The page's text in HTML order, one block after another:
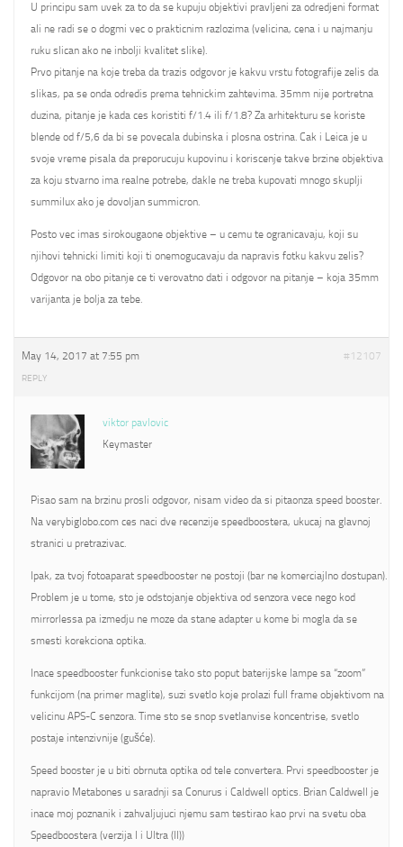
U principu sam uvek za to da se kupuju objektivi pravljeni za odredjeni format
ali ne radi se o dogmi vec o prakticnim razlozima (velicina, cena i u najmanju
ruku slican ako ne inbolji kvalitet slike).
Prvo pitanje na koje treba da trazis odgovor je kakvu vrstu fotografije zelis da
slikas, pa se onda odredis prema tehnickim zahtevima. 35mm nije portretna
duzina, pitanje je kada ces koristiti f/1.4 ili f/1.8? Za arhitekturu se koriste
blende od f/5,6 da bi se povecala dubinska i plosna ostrina. Cak i Leica je u
svoje vreme pisala da preporucuju kupovinu i koriscenje takve brzine objektiva
za koju stvarno ima realne potrebe, dakle ne treba kupovati mnogo skuplji
summilux ako je dovoljan summicron.
Posto vec imas sirokougaone objektive – u cemu te ogranicavaju, koji su
njihovi tehnicki limiti koji ti onemogucavaju da napravis fotku kakvu zelis?
Odgovor na obo pitanje ce ti verovatno dati i odgovor na pitanje – koja 35mm
varijanta je bolja za tebe.
May 14, 2017 at 7:55 pm #12107
REPLY
viktor pavlovic
Keymaster
Pisao sam na brzinu prosli odgovor, nisam video da si pitaonza speed booster.
Na verybiglobo.com ces naci dve recenzije speedboostera, ukucaj na glavnoj
stranici u pretrazivac.
Ipak, za tvoj fotoaparat speedbooster ne postoji (bar ne komerciajlno dostupan).
Problem je u tome, sto je odstojanje objektiva od senzora vece nego kod
mirrorlessa pa izmedju ne moze da stane adapter u kome bi mogla da se
smesti korekciona optika.
Inace speedbooster funkcionise tako sto poput baterijske lampe sa “zoom”
funkcijom (na primer maglite), suzi svetlo koje prolazi full frame objektivom na
velicinu APS-C senzora. Time sto se snop svetlanvise koncentrise, svetlo
postaje intenzivnije (gušće).
Speed booster je u biti obrnuta optika od tele convertera. Prvi speedbooster je
napravio Metabones u saradnji sa Conurus i Caldwell optics. Brian Caldwell je
inace moj poznanik i zahvaljujuci njemu sam testirao kao prvi na svetu oba
Speedboostera (verzija I i Ultra (II))